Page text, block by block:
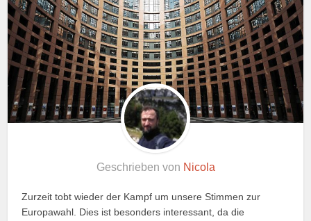
Geschrieben von Nicola
Zurzeit tobt wieder der Kampf um unsere Stimmen zur
Europawahl. Dies ist besonders interessant, da die